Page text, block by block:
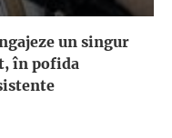
un singur
în pofida